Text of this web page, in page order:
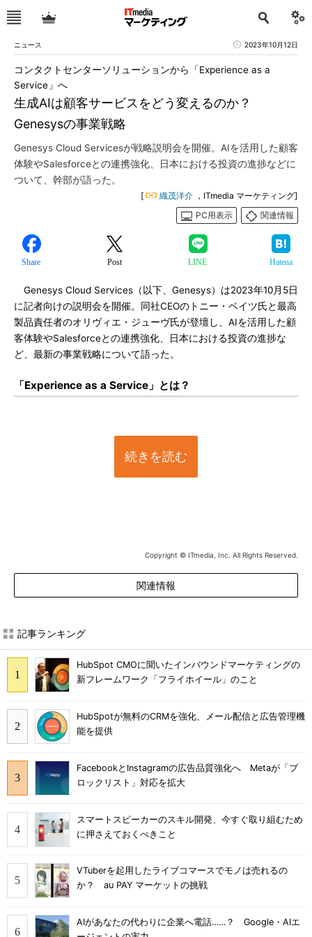
ニュース 2023年10月12日
生成AIは顧客サービスをどう変えるのか？
Genesysの事業戦略
コンタクトセンターソリューションから「Experience as a
Service」へ
Genesys Cloud Servicesが戦略説明会を開催。AIを活用した顧客
体験やSalesforceとの連携強化、日本における投資の進捗などに
ついて、幹部が語った。
[ 織茂洋介 ，ITmedia マーケティング]
PC用表示
関連情報
Share Post LINE Hatena
Genesys Cloud Services（以下、Genesys）は2023年10月5日
に記者向けの説明会を開催。同社CEOのトニー・ベイツ氏と最高
製品責任者のオリヴィエ・ジューヴ氏が登壇し、AIを活用した顧
客体験やSalesforceとの連携強化、日本における投資の進捗な
ど、最新の事業戦略について語った。
「Experience as a Service」とは？
続きを読む
Copyright © ITmedia, Inc. All Rights Reserved.
関連情報
記事ランキング
HubSpot CMOに聞いたインバウンドマーケティングの
新フレームワーク「フライホイール」のこと
HubSpotが無料のCRMを強化、メール配信と広告管理機
能を提供
FacebookとInstagramの広告品質強化へ Metaが「ブ
ロックリスト」対応を拡大
スマートスピーカーのスキル開発、今すぐ取り組むため
に押さえておくべきこと
VTuberを起用したライブコマースでモノは売れるの
か？ au PAY マーケットの挑戦
AIがあなたの代わりに企業へ電話……？ Google・AIエ